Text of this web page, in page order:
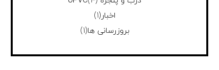
اخبار(1)
بروزرسانی ها(1)